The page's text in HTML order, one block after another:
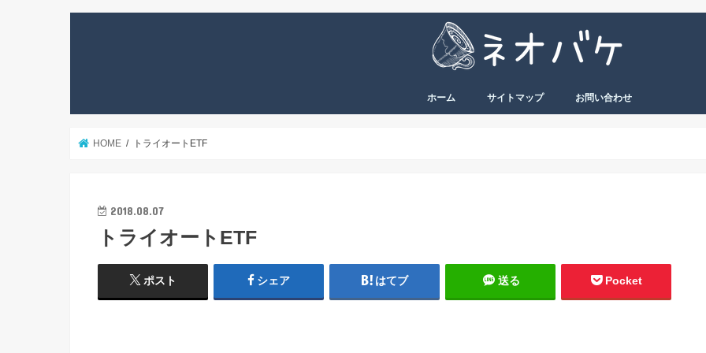
ホーム サイトマップ お問い合わせ
HOME トライオートETF
2018.08.07
トライオートETF
ポスト シェア はてブ 送る Pocket